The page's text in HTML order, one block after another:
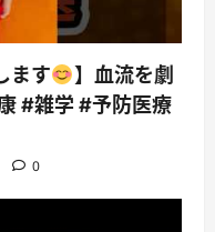
ます
】血流を劇
#雑学 #予防医療
0